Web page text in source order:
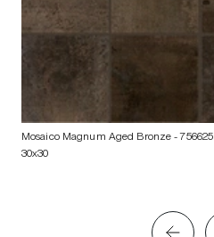
Mosaico Magnum Aged Bronze - 756625
30x30